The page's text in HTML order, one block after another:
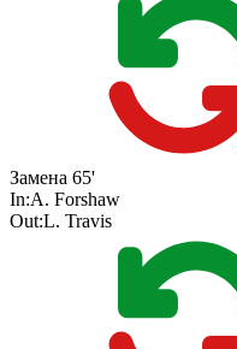
Замена 65'
In:A. Forshaw
Out:L. Travis